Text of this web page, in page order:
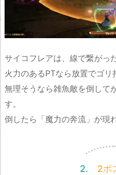
サイコフレアは、線で繋がっ
火力のあるPTなら放置でゴリ
無理そうなら雑魚敵を倒して
す。
倒したら「魔力の奔流」が現
2. 2